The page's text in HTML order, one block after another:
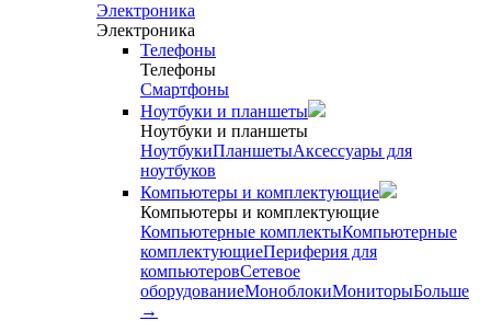
Электроника
Электроника
Телефоны
Телефоны
Смартфоны
Ноутбуки и планшеты
Ноутбуки и планшеты
НоутбукиПланшетыАксессуары для
ноутбуков
Компьютеры и комплектующие
Компьютеры и комплектующие
Компьютерные комплектыКомпьютерные
комплектующиеПериферия для
компьютеровСетевое
оборудованиеМоноблокиМониторыБольше
→